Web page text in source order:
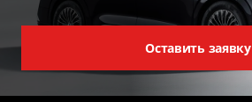
Оставить заявку